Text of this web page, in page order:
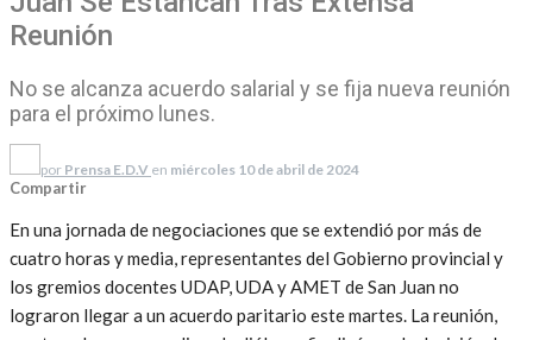
Reunión
No se alcanza acuerdo salarial y se fija nueva reunión
para el próximo lunes.
por Prensa E.D.V en miércoles 10 de abril de 2024
Compartir
En una jornada de negociaciones que se extendió por más de
cuatro horas y media, representantes del Gobierno provincial y
los gremios docentes UDAP, UDA y AMET de San Juan no
lograron llegar a un acuerdo paritario este martes. La reunión,